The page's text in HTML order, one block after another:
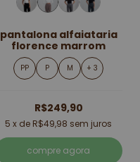
pantalona alfaiataria
florence marrom
PP P M + 3
R$249,90
5 x de R$49,98 sem juros
compre agora